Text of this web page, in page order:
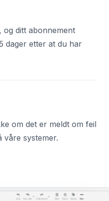
og ditt abonnement
dager etter at du har
om det er meldt om feil
våre systemer.